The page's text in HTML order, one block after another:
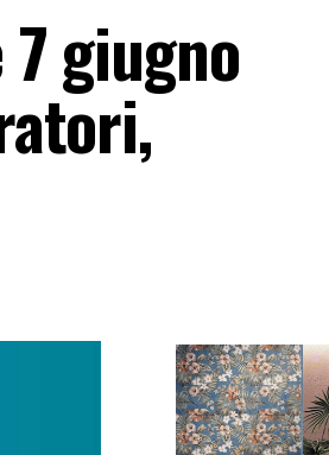
giugno